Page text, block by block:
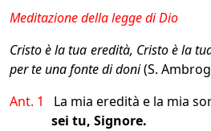
Meditazione della legge di Dio
Cristo è la tua eredità, Cristo è la
per te una fonte di doni(S.
Ant. 1 La mia eredità e la mia
sei tu, Signore.